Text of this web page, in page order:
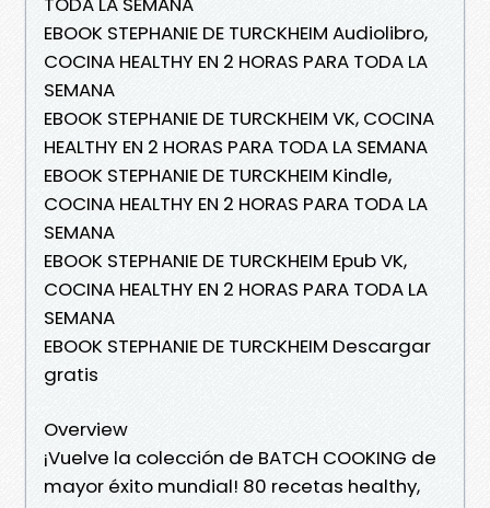
EBOOK STEPHANIE DE TURCKHEIM Audiolibro,
COCINA HEALTHY EN 2 HORAS PARA TODA LA
SEMANA
EBOOK STEPHANIE DE TURCKHEIM VK, COCINA
HEALTHY EN 2 HORAS PARA TODA LA SEMANA
EBOOK STEPHANIE DE TURCKHEIM Kindle,
COCINA HEALTHY EN 2 HORAS PARA TODA LA
SEMANA
EBOOK STEPHANIE DE TURCKHEIM Epub VK,
COCINA HEALTHY EN 2 HORAS PARA TODA LA
SEMANA
EBOOK STEPHANIE DE TURCKHEIM Descargar
gratis
Overview
¡Vuelve la colección de BATCH COOKING de
mayor éxito mundial! 80 recetas healthy,